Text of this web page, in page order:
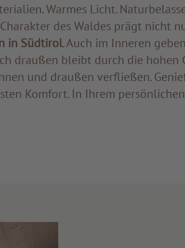
Warmes Licht.
des Waldes prägt nicht
in Südtirol. Auch im Inneren
draußen bleibt durch die hohen
und draußen verfließen.
Komfort. In Ihrem